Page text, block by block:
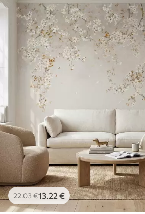
Standard
45.00 27 .00 €/m²
Premium
56.67 34.00 /m²
Premium vinil
.0039 .00
Peel and Stick
81.6749.00€/m²
22.03€13 .22 €